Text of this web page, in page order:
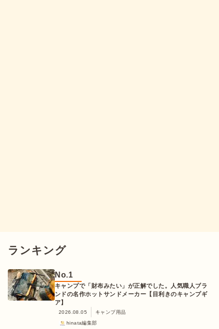
ランキング
No.1
キャンプで「財布みたい」が正解でした。人気職人ブラ
ンドの名作ホットサンドメーカー【目利きのキャンプギ
ア】
2026.08.05
キャンプ用品
hinata編集部